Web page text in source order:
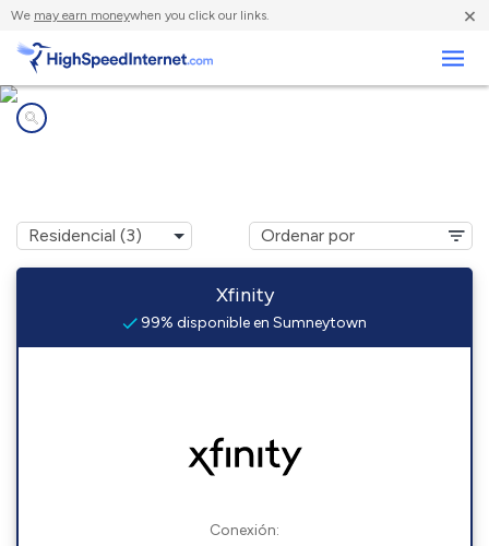
We may earn moneywhen you click our links. ×
Xfinity
99% disponible en Sumneytown
Conexión: